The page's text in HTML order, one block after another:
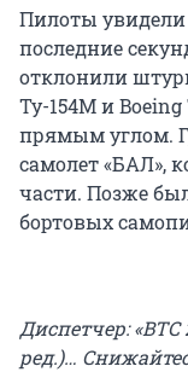
Пилоты увидели
последние
отклонили
Ту-154М и Boeing
прямым углом.
самолет «БАЛ»,
части. Позже
бортовых
Диспетчер:
ред.)…